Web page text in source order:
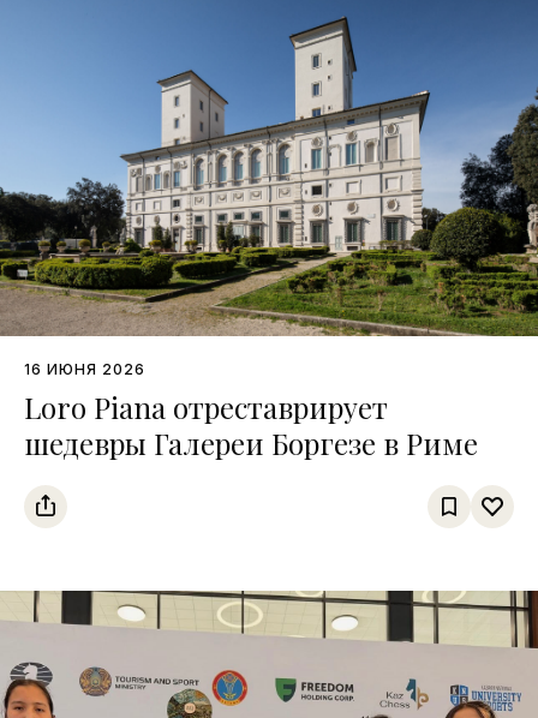
16 ИЮНЯ 2026
Loro Piana отреставрирует
шедевры Галереи Боргезе в Риме